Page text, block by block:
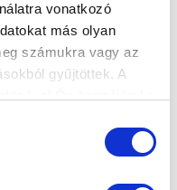
vonatkozó
más olyan
számukra vagy az
gyűjtöttek. A
javul a tavaszi